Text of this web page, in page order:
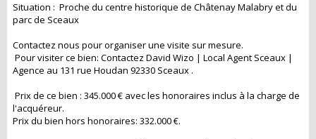
Situation : Proche du centre historique de Châtenay Malabry et du
parc de Sceaux
Contactez nous pour organiser une visite sur mesure.
Pour visiter ce bien: Contactez David Wizo | Local Agent Sceaux |
Agence au 131 rue Houdan 92330 Sceaux .
Prix de ce bien : 345.000 € avec les honoraires inclus à la charge de
l'acquéreur.
Prix du bien hors honoraires: 332.000 €.